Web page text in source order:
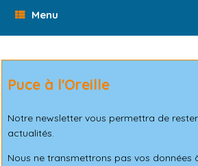
Menu
Puce à l'Oreille
Notre newsletter vous permettra de
actualités.
Nous ne transmettrons pas vos données